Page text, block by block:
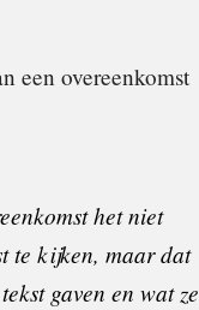
een overeenkomst
het niet
te kijken, maar dat
gaven en wat ze